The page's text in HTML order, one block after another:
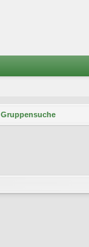
Gruppensuche